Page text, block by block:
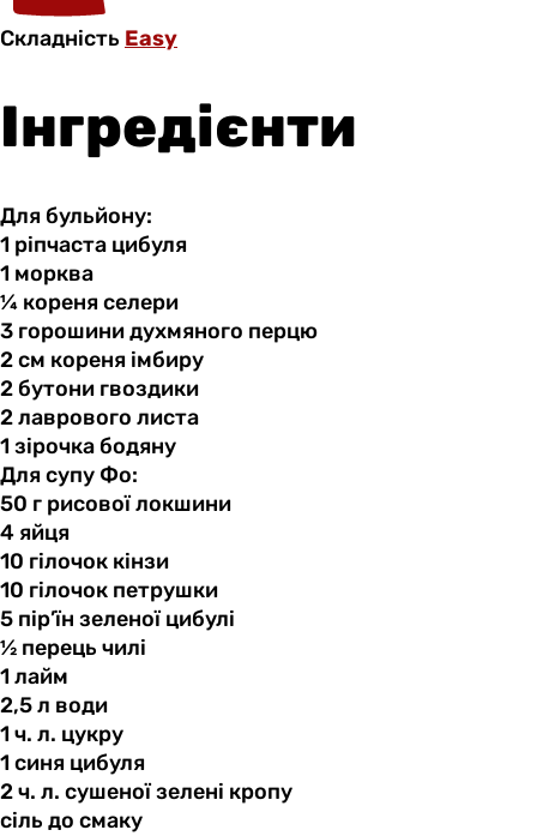
Складність Easy
Інгредієнти
Для бульйону:
1 ріпчаста цибуля
1 морква
¼ кореняселери
3 горошинидухмяного перцю
2 см кореня імбиру
2 бутони гвоздики
2 лаврового листа
1 зірочка бодяну
Для супу Фо:
50 г рисовоїлокшини
4 яйця
10 гілочок кінзи
10 гілочок петрушки
5 пір’їн зеленоїцибулі
½ перець чилі
1 лайм
2,5 л води
1 ч. л. цукру
1 синя цибуля
2 ч. л. сушеної зелені кропу
сіль до смаку